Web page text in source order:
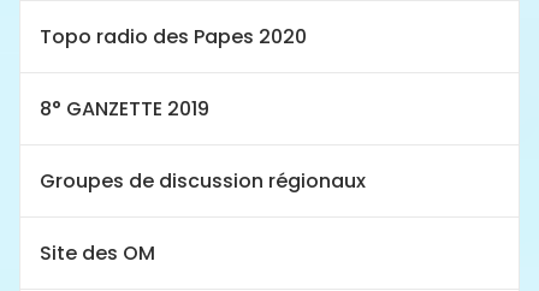
Topo radio des Papes 2020
8° GANZETTE 2019
Groupes de discussion régionaux
Site des OM